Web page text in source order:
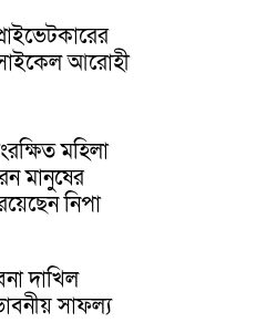
আরোহী
মহিলা
মানুষের
নিপা
দাখিল
সাফল্য